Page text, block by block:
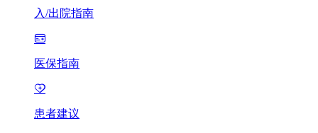
入/出院指南
医保指南
患者建议